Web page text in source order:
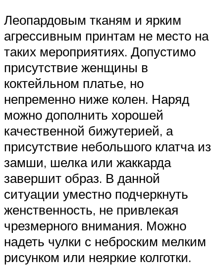
Леопардовым тканям и ярким
агрессивным принтам не место на
таких мероприятиях. Допустимо
присутствие женщины в
коктейльном платье, но
непременно ниже колен. Наряд
можно дополнить хорошей
качественной бижутерией, а
присутствие небольшого клатча из
замши, шелка или жаккарда
завершит образ. В данной
ситуации уместно подчеркнуть
женственность, не привлекая
чрезмерного внимания. Можно
надеть чулки с неброским мелким
рисунком или неяркие колготки.